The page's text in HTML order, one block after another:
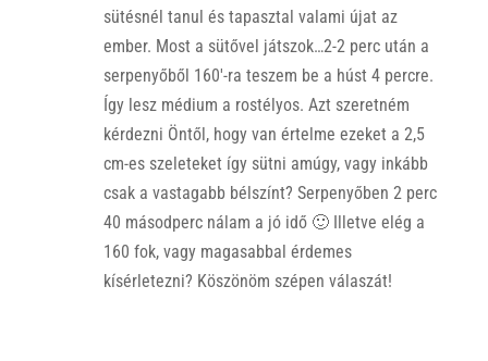
sütésnél tanul és tapasztal valami újat az
ember. Most a sütővel játszok…2-2 perc után a
serpenyőből 160′-ra teszem be a húst 4 percre.
Így lesz médium a rostélyos. Azt szeretném
kérdezni Öntől, hogy van értelme ezeket a 2,5
cm-es szeleteket így sütni amúgy, vagy inkább
csak a vastagabb bélszínt? Serpenyőben 2 perc
40 másodperc nálam a jó idő 🙂 Illetve elég a
160 fok, vagy magasabbal érdemes
kísérletezni? Köszönöm szépen válaszát!